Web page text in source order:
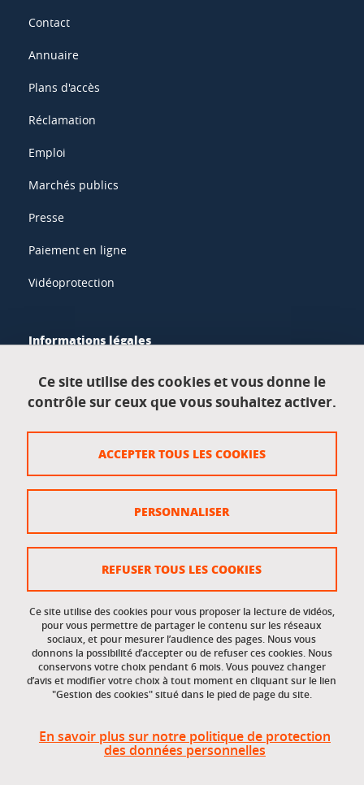
Contact
Annuaire
Plans d'accès
Réclamation
Emploi
Marchés publics
Presse
Paiement en ligne
Vidéoprotection
Informations légales
Données personnelles
Crédits
Gestion des cookies
Accessibilité : non conforme
Accès réservés
Intranet des étudiants et des personnels
Ce site utilise des cookies et vous donne le
contrôle sur ceux que vous souhaitez activer.
Ce site utilise des cookies pour vous proposer la lecture de vidéos,
pour vous permettre de partager le contenu sur les réseaux
sociaux, et pour mesurer l’audience des pages. Nous vous
donnons la possibilité d’accepter ou de refuser ces cookies. Nous
conservons votre choix pendant 6 mois. Vous pouvez changer
d’avis et modifier votre choix à tout moment en cliquant sur le lien
"Gestion des cookies" situé dans le pied de page du site.
En savoir plus sur notre politique de protection
des données personnelles
ACCEPTER TOUS LES COOKIES
REFUSER TOUS LES COOKIES
PERSONNALISER